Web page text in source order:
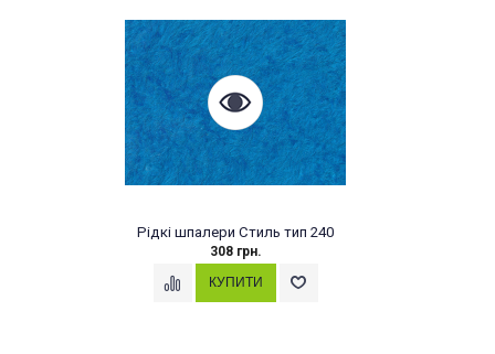
Рідкі шпалери Стиль тип 240
308 грн.